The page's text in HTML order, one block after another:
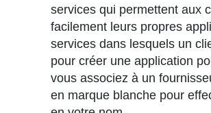
services qui permettent aux
facilement leurs propres
services dans lesquels un
pour créer une application
vous associez à un
en marque blanche pour